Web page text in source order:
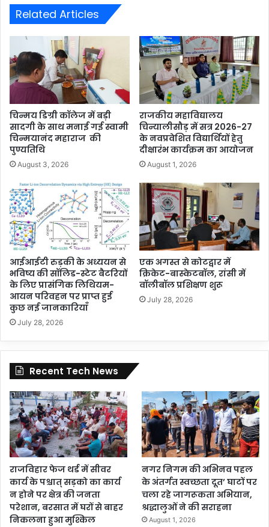
Related Articles
चिन्मय डिग्री कॉलेज में बड़ी
सादगी के साथ मनाई गई स्वामी
चिन्मयानंद महाराज की
पुण्यतिथि
August 3, 2026
राजकीय महाविद्यालय
चिन्यालीसौड़ में सत्र 2026-27
के नवप्रवेशित विद्यार्थियों हेतु
दीक्षारंभ कार्यक्रम का आयोजन
August 1, 2026
आईआईटी रुड़की के अध्ययन से
भविष्य की सॉलिड-स्टेट बैटरियों
के लिए प्रासंगिक लिथियम-
आयन परिवहन पर प्राप्त हुई
कुछ नई जानकारियाँ
July 28, 2026
एक अगस्त से कोटद्वार में
क्रिकेट-बास्केटबॉल, रांसी में
वॉलीबॉल प्रशिक्षण शुरू
July 28, 2026
Recent Tech News
राजविहार फेज थर्ड में सीवर
कार्य के पश्चात् सड़को का कार्य
न होने पर क्षेत्र की जनता
परेशान, बरसात में घरों से बाहर
निकलना हुआ मुश्किल
नगर निगम की अभिनव पहल
के अंतर्गत स्वच्छता दूत’ घाटों पर
चला रहे जागरूकता अभियान,
श्रद्धालुओं ने की सराहना
August 1, 2026